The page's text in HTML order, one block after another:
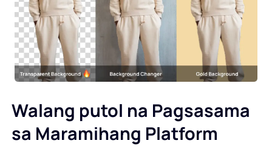
Walang putol na Pagsasama
sa Maramihang Platform